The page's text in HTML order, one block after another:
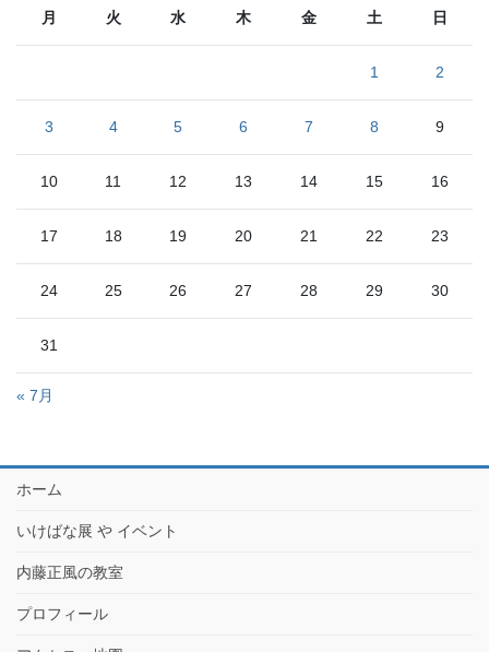
月 火 水 木 金 土 日
1 2
3 4 5 6 7 8 9
10 11 12 13 14 15 16
17 18 19 20 21 22 23
24 25 26 27 28 29 30
31
« 7月
ホーム
いけばな展 や イベント
内藤正風の教室
プロフィール